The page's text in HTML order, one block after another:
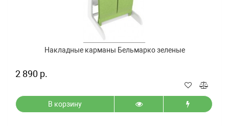
Накладные карманы Бельмарко зеленые
2 890 р.
В корзину